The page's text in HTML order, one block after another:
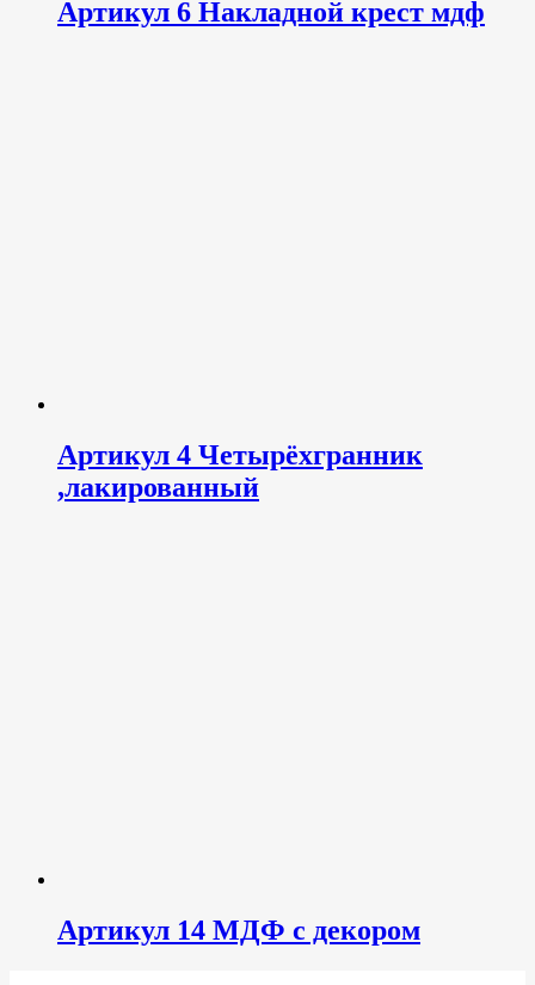
Артикул 6 Накладной крест мдф
Артикул 4 Четырёхгранник
,лакированный
Артикул 14 МДФ с декором